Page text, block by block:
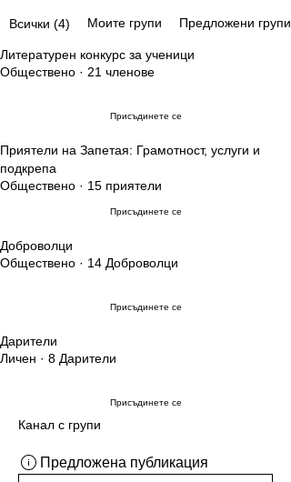
Всички (4) Моите групи Предложени групи
Литературен конкурс за ученици
Обществено · 21 членове
Присъдинете се
Приятели на Запетая: Грамотност, услуги и
подкрепа
Обществено · 15 приятели
Присъдинете се
Доброволци
Обществено · 14 Доброволци
Присъдинете се
Дарители
Личен · 8 Дарители
Присъдинете се
Канал с групи
Предложена публикация